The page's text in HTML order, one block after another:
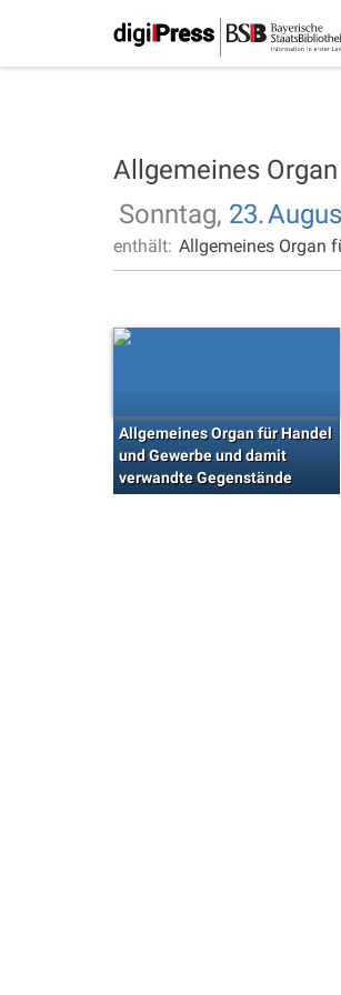
Allgemeines
Sonntag, 23.
enthält: Allgemeines Organ
Allgemeines Organ für Handel
und Gewerbe und damit
verwandte Gegenstände